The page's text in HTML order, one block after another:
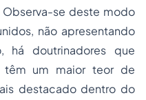
se deste modo
não apresentando
há doutrinadores que
têm um maior teor de
destacado dentro do